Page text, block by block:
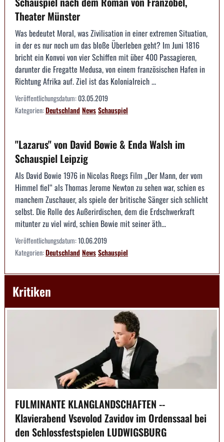
Theater Münster
Was bedeutet Moral, was Zivilisation in einer extremen Situation,
in der es nur noch um das bloße Überleben geht? Im Juni 1816
bricht ein Konvoi von vier Schiffen mit über 400 Passagieren,
darunter die Fregatte Medusa, von einem französischen Hafen in
Richtung Afrika auf. Ziel ist das Kolonialreich ...
Veröffentlichungsdatum:03.05.2019
Kategorien:DeutschlandNewsSchauspiel
"Lazarus" von David Bowie & Enda Walsh im
Schauspiel Leipzig
Als David Bowie 1976 in Nicolas Roegs Film „Der Mann, der vom
Himmel fiel“ als Thomas Jerome Newton zu sehen war, schien es
manchem Zuschauer, als spiele der britische Sänger sich schlicht
selbst. Die Rolle des Außerirdischen, dem die Erdschwerkraft
mitunter zu viel wird, schien Bowie mit seiner äth...
Veröffentlichungsdatum:10.06.2019
Kategorien:DeutschlandNewsSchauspiel
Kritiken
FULMINANTE KLANGLANDSCHAFTEN --
Klavierabend Vsevolod Zavidov im Ordenssaal bei
den Schlossfestspielen LUDWIGSBURG